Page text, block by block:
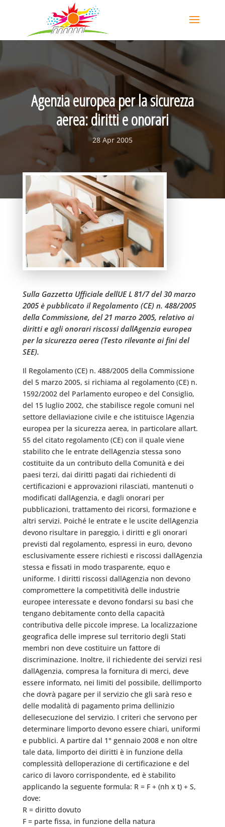
Agenzia europea per la sicurezza
aerea: diritti e onorari
28 Apr 2005
Sulla Gazzetta Ufficiale dellUE L 81/7 del 30 marzo
2005 è pubblicato il Regolamento (CE) n. 488/2005
della Commissione, del 21 marzo 2005, relativo ai
diritti e agli onorari riscossi dallAgenzia europea
per la sicurezza aerea (Testo rilevante ai fini del
SEE).
Il Regolamento (CE) n. 488/2005 della Commissione
del 5 marzo 2005, si richiama al regolamento (CE) n.
1592/2002 del Parlamento europeo e del Consiglio,
del 15 luglio 2002, che stabilisce regole comuni nel
settore dellaviazione civile e che istituisce lAgenzia
europea per la sicurezza aerea, in particolare allart.
55 del citato regolamento (CE) con il quale viene
stabilito che le entrate dellAgenzia stessa sono
costituite da un contributo della Comunità e dei
paesi terzi, dai diritti pagati dai richiedenti di
certificazioni e approvazioni rilasciati, mantenuti o
modificati dallAgenzia, e dagli onorari per
pubblicazioni, trattamento dei ricorsi, formazione e
altri servizi. Poiché le entrate e le uscite dellAgenzia
devono risultare in pareggio, i diritti e gli onorari
previsti dal regolamento, espressi in euro, devono
esclusivamente essere richiesti e riscossi dallAgenzia
stessa e fissati in modo trasparente, equo e
uniforme. I diritti riscossi dallAgenzia non devono
compromettere la competitività delle industrie
europee interessate e devono fondarsi su basi che
tengano debitamente conto della capacità
contributiva delle piccole imprese. La localizzazione
geografica delle imprese sul territorio degli Stati
membri non deve costituire un fattore di
discriminazione. Inoltre, il richiedente dei servizi resi
dallAgenzia, compresa la fornitura di merci, deve
essere informato, nei limiti del possibile, dellimporto
che dovrà pagare per il servizio che gli sarà reso e
delle modalità di pagamento prima dellinizio
dellesecuzione del servizio. I criteri che servono per
determinare limporto devono essere chiari, uniformi
e pubblici. A partire dal 1° gennaio 2008 e non oltre
tale data, limporto dei diritti è in funzione della
complessità delloperazione di certificazione e del
carico di lavoro corrispondente, ed è stabilito
applicando la seguente formula: R = F + (nh x t) + S,
dove:
R = diritto dovuto
F = parte fissa, in funzione della natura